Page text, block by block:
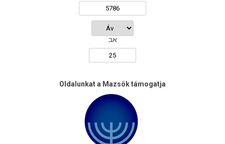
אב
Oldalunkat a Mazsök támogatja